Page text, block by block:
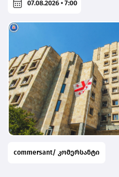
07.08.2026 • 7:00
commersant/ კომერსანტი